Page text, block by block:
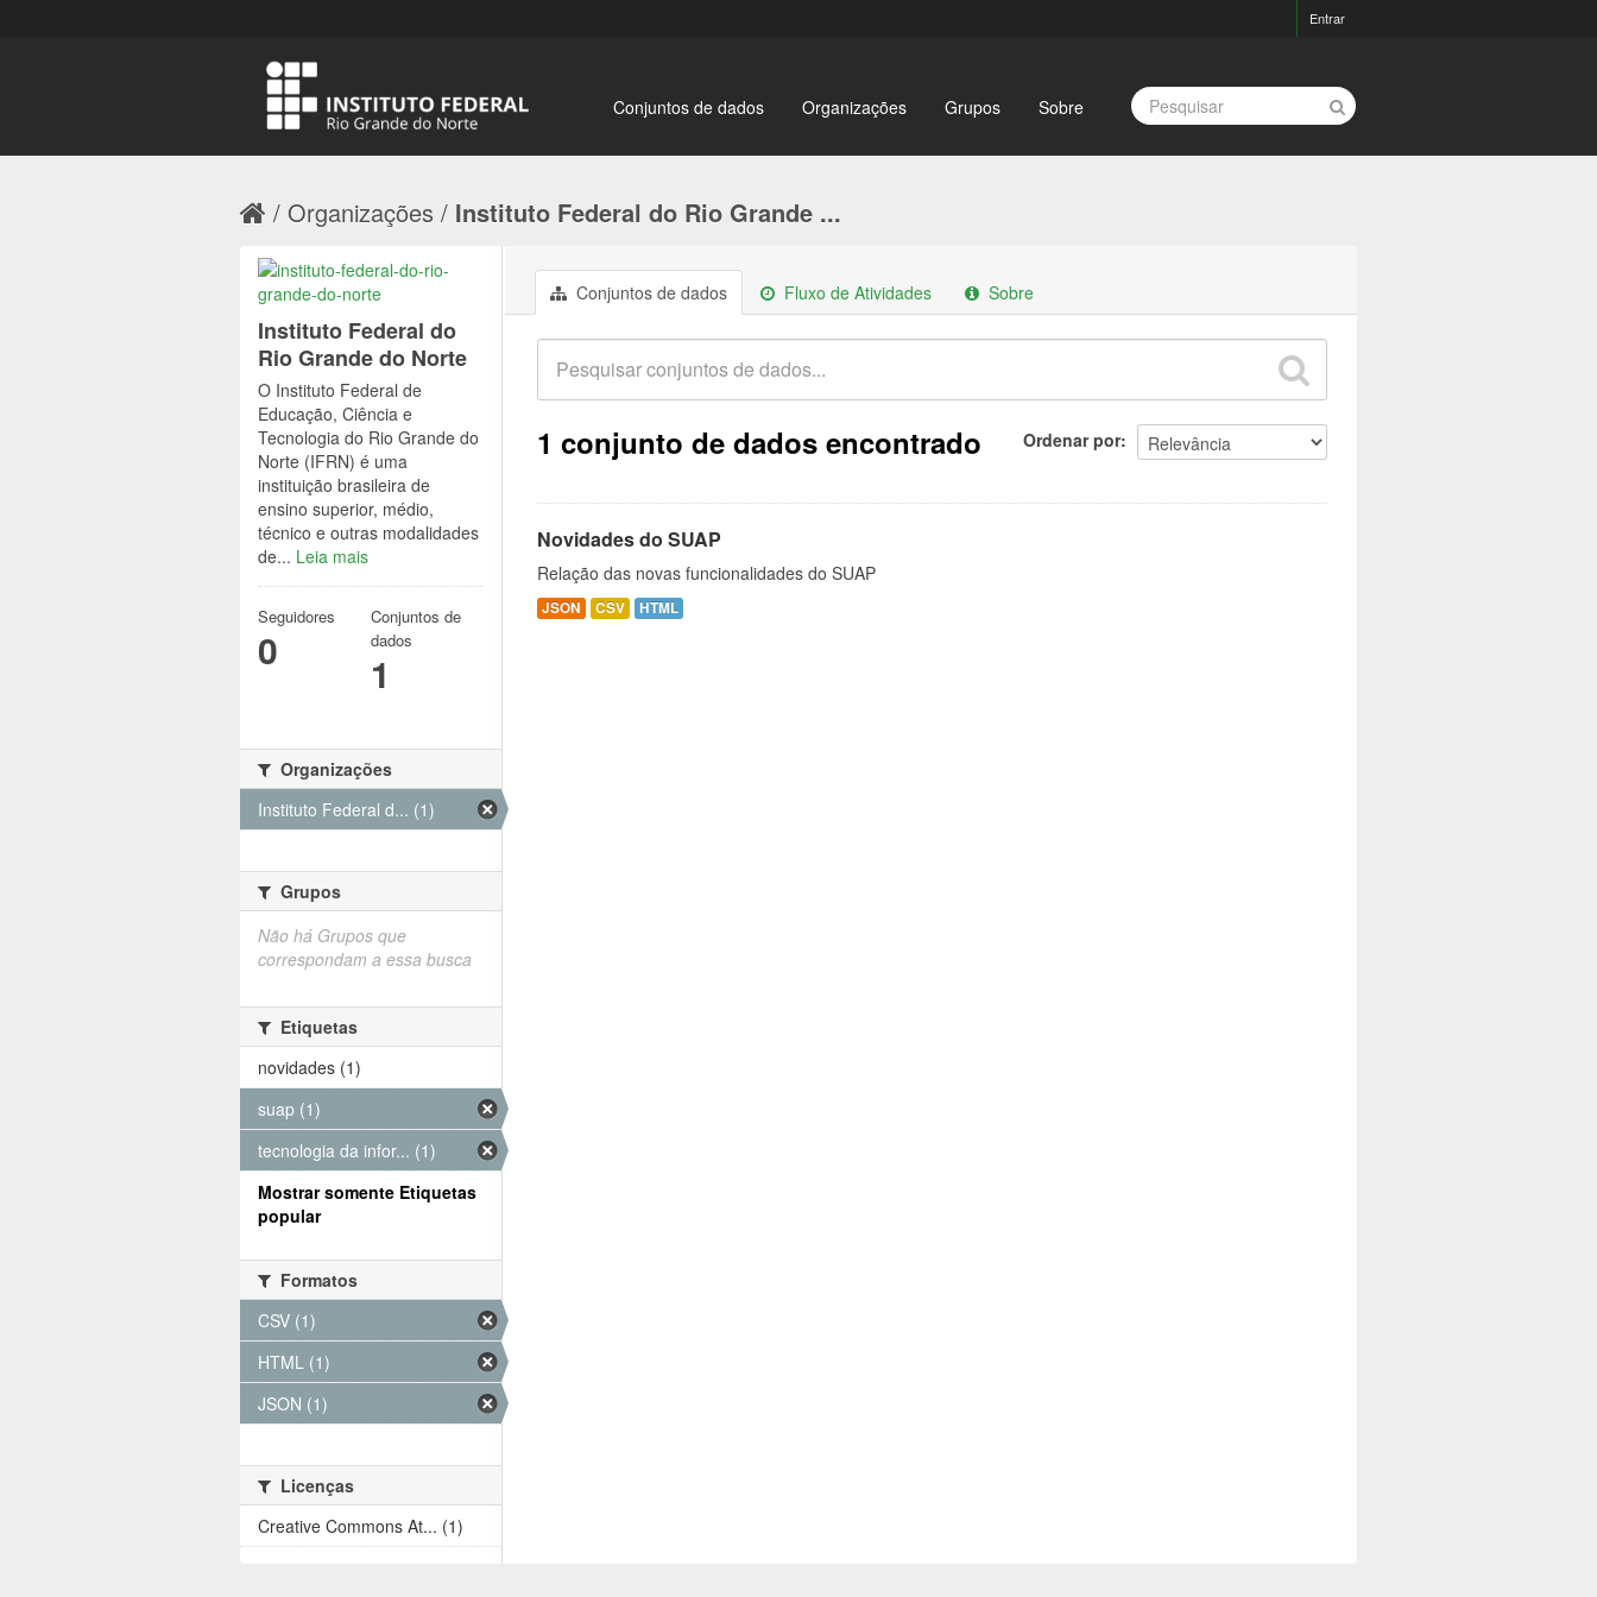
Entrar
Conjuntos de dados Organizações Grupos Sobre
Organizações Instituto Federal do Rio Grande ...
Conjuntos de dados Fluxo de Atividades Sobre
Ordenar por
1 conjunto de dados encontrado
Novidades do SUAP
Relação das novas funcionalidades do SUAP
JSON CSV HTML
Instituto Federal do
Rio Grande do Norte
O Instituto Federal de
Educação, Ciência e
Tecnologia do Rio Grande do
Norte (IFRN) é uma
instituição brasileira de
ensino superior, médio,
técnico e outras modalidades
de... Leia mais
Seguidores
0
Conjuntos de
dados
1
Organizações
Instituto Federal d... (1)
Grupos
Não há Grupos que
correspondam a essa busca
Etiquetas
novidades (1)
suap (1)
tecnologia da infor... (1)
Mostrar somente Etiquetas
popular
Formatos
CSV (1)
HTML (1)
JSON (1)
Licenças
Creative Commons At... (1)